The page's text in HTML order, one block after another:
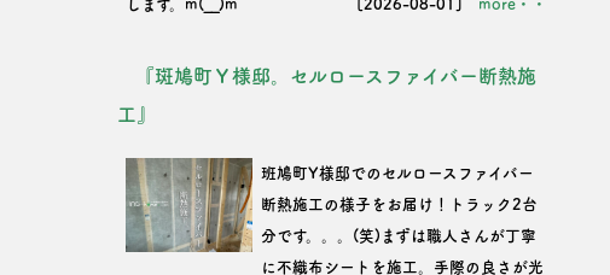
します。m(__)m
[2026-08-01] more・・
『斑鳩町Ｙ様邸。セルロースファイバー断熱施
工』
班鳩町Y様邸でのセルロースファイバー
断熱施工の様子をお届け！トラック2台
分です。。。(笑)まずは職人さんが丁寧
に不織布シートを施工。手際の良さが光